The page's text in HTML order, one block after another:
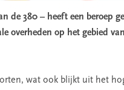
de 380 – heeft een beroep
overheden op het gebied
wat ook blijkt uit het